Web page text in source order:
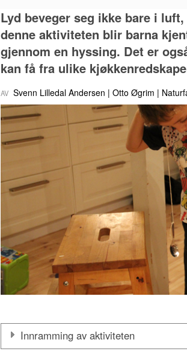
Lyd beveger seg ikke bare i
denne aktiviteten blir barna
gjennom en hyssing. Det er
kan få fra ulike
Svenn Lilledal Andersen Otto Øgrim
Innramming av aktiviteten